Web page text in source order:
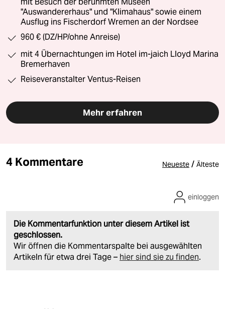
mit Besuch der berühmten Museen
"Auswandererhaus" und "Klimahaus" sowie einem
Ausflug ins Fischerdorf Wremen an der Nordsee
960 € (DZ/HP/ohne Anreise)
mit 4 Übernachtungen im Hotel im-jaich Lloyd Marina
Bremerhaven
Reiseveranstalter Ventus-Reisen
Mehr erfahren
4 Kommentare Neueste / Älteste
Die Kommentarfunktion unter diesem Artikel ist
geschlossen.
Wir öffnen die Kommentarspalte bei ausgewählten
Artikeln für etwa drei Tage – hier sind sie zu finden.
einloggen